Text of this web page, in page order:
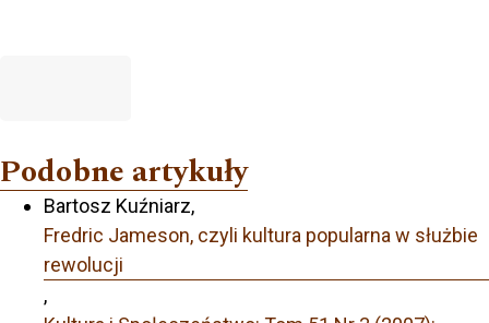
Podobne artykuły
Bartosz Kuźniarz,
Fredric Jameson, czyli kultura popularna w służbie
rewolucji
,